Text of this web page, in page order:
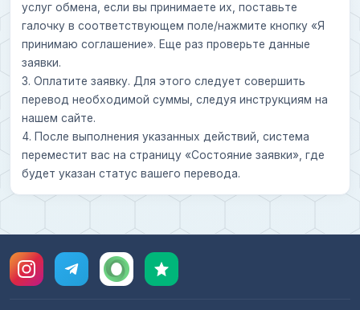
услуг обмена, если вы принимаете их, поставьте
галочку в соответствующем поле/нажмите кнопку «Я
принимаю соглашение». Еще раз проверьте данные
заявки.
3. Оплатите заявку. Для этого следует совершить
перевод необходимой суммы, следуя инструкциям на
нашем сайте.
4. После выполнения указанных действий, система
переместит вас на страницу «Состояние заявки», где
будет указан статус вашего перевода.